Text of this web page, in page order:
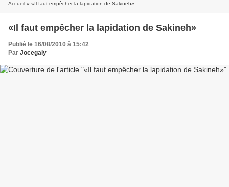
Accueil » «Il faut empêcher la lapidation de Sakineh»
«Il faut empêcher la lapidation de Sakineh»
Publié le 16/08/2010 à 15:42
Par Jocegaly